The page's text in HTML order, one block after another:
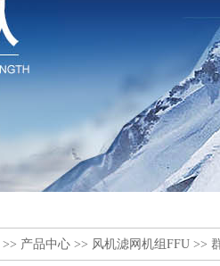
>> 产品中心 >> 风机滤网机组FFU >>